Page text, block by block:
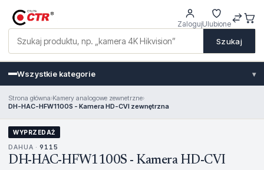
Szukaj
ZalogujUlubione
Wszystkie kategorie ▾
Strona główna›Kamery analogowe zewnetrzne›
DH-HAC-HFW1100S - Kamera HD-CVI zewnętrzna
WYPRZEDAŻ
DAHUA · 9115
DH-HAC-HFW1100S - Kamera HD-CVI